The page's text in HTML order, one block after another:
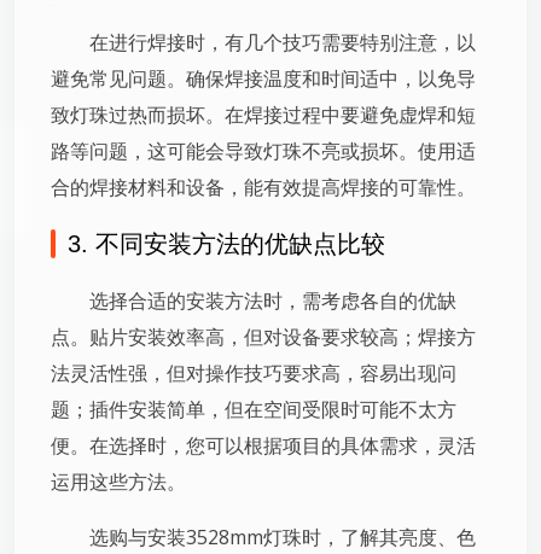
在进行焊接时，有几个技巧需要特别注意，以
避免常见问题。确保焊接温度和时间适中，以免导
致灯珠过热而损坏。在焊接过程中要避免虚焊和短
路等问题，这可能会导致灯珠不亮或损坏。使用适
合的焊接材料和设备，能有效提高焊接的可靠性。
3. 不同安装方法的优缺点比较
选择合适的安装方法时，需考虑各自的优缺
点。贴片安装效率高，但对设备要求较高；焊接方
法灵活性强，但对操作技巧要求高，容易出现问
题；插件安装简单，但在空间受限时可能不太方
便。在选择时，您可以根据项目的具体需求，灵活
运用这些方法。
选购与安装3528mm灯珠时，了解其亮度、色